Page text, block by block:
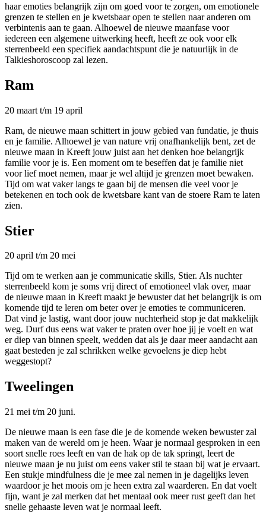
haar emoties belangrijk zijn om goed voor te zorgen, om emotionele
grenzen te stellen en je kwetsbaar open te stellen naar anderen om
verbintenis aan te gaan. Alhoewel de nieuwe maanfase voor
iedereen een algemene uitwerking heeft, heeft ze ook voor elk
sterrenbeeld een specifiek aandachtspunt die je natuurlijk in de
Talkieshoroscoop zal lezen.
Ram
20 maart t/m 19 april
Ram, de nieuwe maan schittert in jouw gebied van fundatie, je thuis
en je familie. Alhoewel je van nature vrij onafhankelijk bent, zet de
nieuwe maan in Kreeft jouw juist aan het denken hoe belangrijk
familie voor je is. Een moment om te beseffen dat je familie niet
voor lief moet nemen, maar je wel altijd je grenzen moet bewaken.
Tijd om wat vaker langs te gaan bij de mensen die veel voor je
betekenen en toch ook de kwetsbare kant van de stoere Ram te laten
zien.
Stier
20 april t/m 20 mei
Tijd om te werken aan je communicatie skills, Stier. Als nuchter
sterrenbeeld kom je soms vrij direct of emotioneel vlak over, maar
de nieuwe maan in Kreeft maakt je bewuster dat het belangrijk is om
komende tijd te leren om beter over je emoties te communiceren.
Dat vind je lastig, want door jouw nuchterheid stop je dat makkelijk
weg. Durf dus eens wat vaker te praten over hoe jij je voelt en wat
er diep van binnen speelt, wedden dat als je daar meer aandacht aan
gaat besteden je zal schrikken welke gevoelens je diep hebt
weggestopt?
Tweelingen
21 mei t/m 20 juni.
De nieuwe maan is een fase die je de komende weken bewuster zal
maken van de wereld om je heen. Waar je normaal gesproken in een
soort snelle roes leeft en van de hak op de tak springt, leert de
nieuwe maan je nu juist om eens vaker stil te staan bij wat je ervaart.
Een stukje mindfulness die je mee zal nemen in je dagelijks leven
waardoor je het moois om je heen extra zal waarderen. En dat voelt
fijn, want je zal merken dat het mentaal ook meer rust geeft dan het
snelle gehaaste leven wat je normaal leeft.